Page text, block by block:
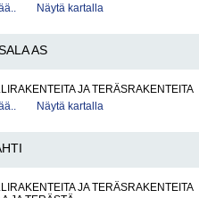
Näytä kartalla
AS
JA TERÄSRAKENTEITA
Näytä kartalla
JA TERÄSRAKENTEITA